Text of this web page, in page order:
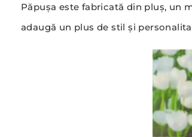
Păpușa este fabricată din pluș, un
adaugă un plus de stil și